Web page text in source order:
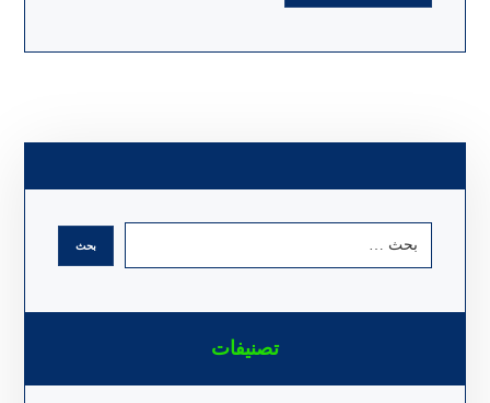
تصنيفات